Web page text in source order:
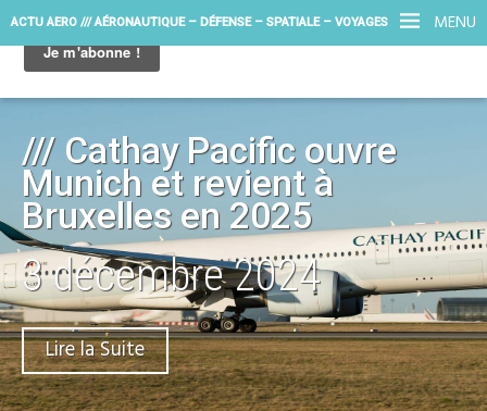
MENU
ACTU AERO /// AÉRONAUTIQUE – DÉFENSE – SPATIALE – VOYAGES
/// Cathay Pacific ouvre
Munich et revient à
Bruxelles en 2025
3 décembre 2024
Lire la Suite